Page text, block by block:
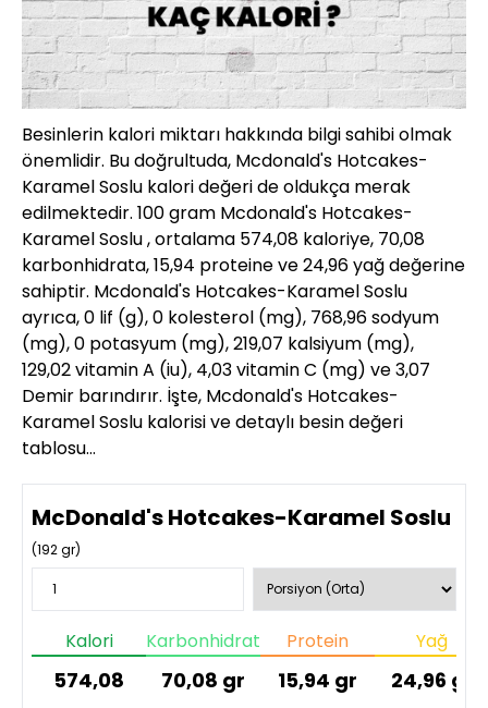
Besinlerin kalori miktarı hakkında bilgi sahibi olmak
önemlidir. Bu doğrultuda, Mcdonald's Hotcakes-
Karamel Soslu kalori değeri de oldukça merak
edilmektedir. 100 gram Mcdonald's Hotcakes-
Karamel Soslu , ortalama 574,08 kaloriye, 70,08
karbonhidrata, 15,94 proteine ve 24,96 yağ değerine
sahiptir. Mcdonald's Hotcakes-Karamel Soslu
ayrıca, 0 lif (g), 0 kolesterol (mg), 768,96 sodyum
(mg), 0 potasyum (mg), 219,07 kalsiyum (mg),
129,02 vitamin A (iu), 4,03 vitamin C (mg) ve 3,07
Demir barındırır. İşte, Mcdonald's Hotcakes-
Karamel Soslu kalorisi ve detaylı besin değeri
tablosu…
McDonald's Hotcakes-Karamel Soslu
(192gr)
Kalori
574,08
Karbonhidrat
70,08 gr
Protein
15,94 gr
Yağ
24,96 gr